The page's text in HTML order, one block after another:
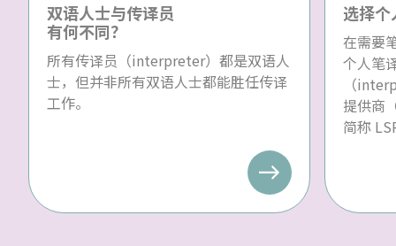
双语人士与传译员
有何不同？
所有传译员（interpreter）都是双语人
士，但并非所有双语人士都能胜任传译
工作。
选择
在需要
个人笔
（
提供商
简称